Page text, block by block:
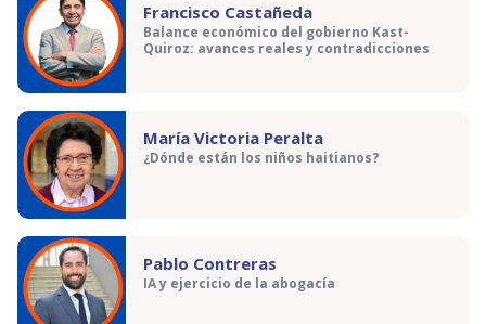
Francisco Castañeda
Balance económico del gobierno Kast-
Quiroz: avances reales y contradicciones
María Victoria Peralta
¿Dónde están los niños haitianos?
Pablo Contreras
IA y ejercicio de la abogacía